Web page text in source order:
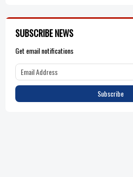
SUBSCRIBE NEWS
Get email notifications